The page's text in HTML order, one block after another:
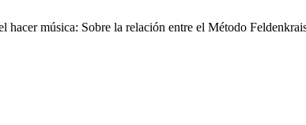
música: Sobre la relación entre el Método